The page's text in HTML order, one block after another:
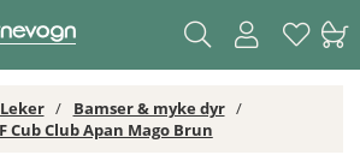
Leker
Bamser & myke dyr
Cub Club Apan Mago Brun